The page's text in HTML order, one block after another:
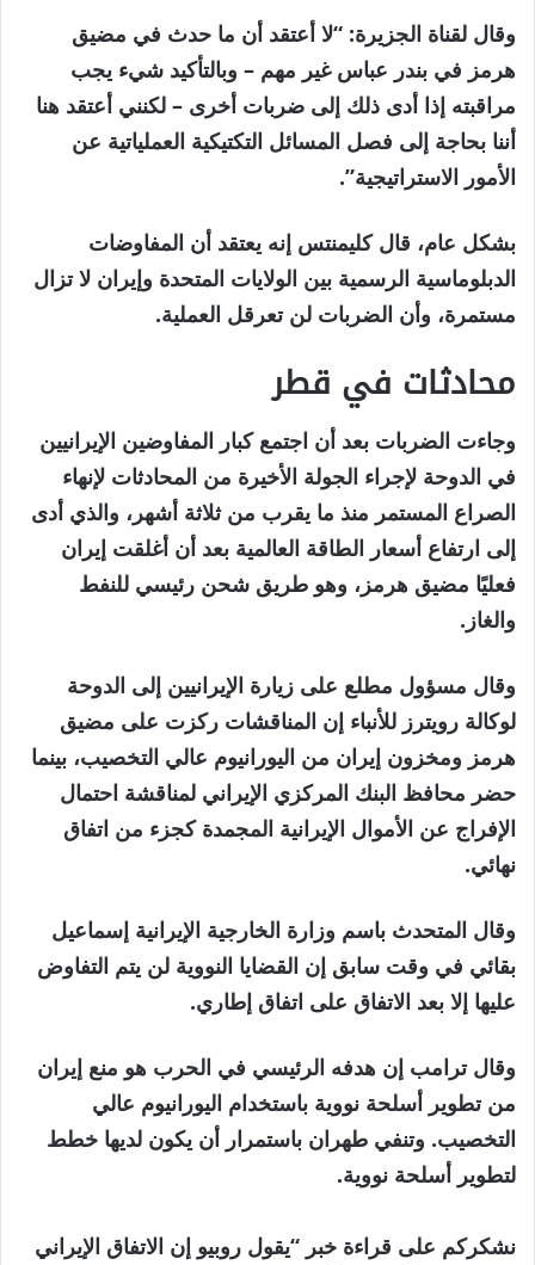
وقال لقناة الجزيرة: “لا أعتقد أن ما حدث في مضيق
هرمز في بندر عباس غير مهم – وبالتأكيد شيء يجب
مراقبته إذا أدى ذلك إلى ضربات أخرى – لكنني أعتقد هنا
أننا بحاجة إلى فصل المسائل التكتيكية العملياتية عن
الأمور الاستراتيجية”.
بشكل عام، قال كليمنتس إنه يعتقد أن المفاوضات
الدبلوماسية الرسمية بين الولايات المتحدة وإيران لا تزال
مستمرة، وأن الضربات لن تعرقل العملية.
محادثات في قطر
وجاءت الضربات بعد أن اجتمع كبار المفاوضين الإيرانيين
في الدوحة لإجراء الجولة الأخيرة من المحادثات لإنهاء
الصراع المستمر منذ ما يقرب من ثلاثة أشهر، والذي أدى
إلى ارتفاع أسعار الطاقة العالمية بعد أن أغلقت إيران
فعليًا مضيق هرمز، وهو طريق شحن رئيسي للنفط
والغاز.
وقال مسؤول مطلع على زيارة الإيرانيين إلى الدوحة
لوكالة رويترز للأنباء إن المناقشات ركزت على مضيق
هرمز ومخزون إيران من اليورانيوم عالي التخصيب، بينما
حضر محافظ البنك المركزي الإيراني لمناقشة احتمال
الإفراج عن الأموال الإيرانية المجمدة كجزء من اتفاق
نهائي.
وقال المتحدث باسم وزارة الخارجية الإيرانية إسماعيل
بقائي في وقت سابق إن القضايا النووية لن يتم التفاوض
عليها إلا بعد الاتفاق على اتفاق إطاري.
وقال ترامب إن هدفه الرئيسي في الحرب هو منع إيران
من تطوير أسلحة نووية باستخدام اليورانيوم عالي
التخصيب. وتنفي طهران باستمرار أن يكون لديها خطط
لتطوير أسلحة نووية.
نشكركم على قراءة خبر “يقول روبيو إن الاتفاق الإيراني